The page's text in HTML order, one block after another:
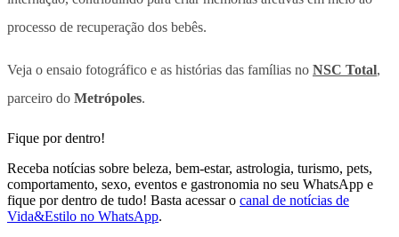
processo de recuperação dos bebês.
Veja o ensaio fotográfico e as histórias das famílias no NSC Total,
parceiro do Metrópoles.
Fique por dentro!
Receba notícias sobre beleza, bem-estar, astrologia, turismo, pets,
comportamento, sexo, eventos e gastronomia no seu WhatsApp e
fique por dentro de tudo! Basta acessar o canal de notícias de
Vida&Estilo no WhatsApp.